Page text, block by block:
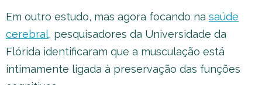
Em outro estudo, mas agora focando na saúde
cerebral, pesquisadores da Universidade da
Flórida identificaram que a musculação está
intimamente ligada à preservação das funções